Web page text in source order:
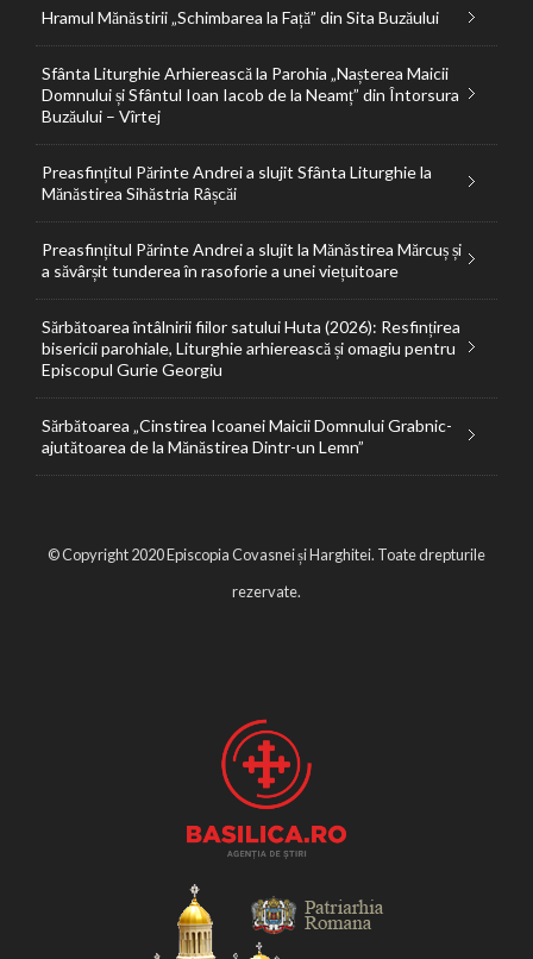
Hramul Mănăstirii „Schimbarea la Față” din Sita Buzăului
Sfânta Liturghie Arhierească la Parohia „Nașterea Maicii
Domnului și Sfântul Ioan Iacob de la Neamț” din Întorsura
Buzăului – Vîrtej
Preasfințitul Părinte Andrei a slujit Sfânta Liturghie la
Mănăstirea Sihăstria Râșcăi
Preasfințitul Părinte Andrei a slujit la Mănăstirea Mărcuș și
a săvârșit tunderea în rasoforie a unei viețuitoare
Sărbătoarea întâlnirii fiilor satului Huta (2026): Resfințirea
bisericii parohiale, Liturghie arhierească și omagiu pentru
Episcopul Gurie Georgiu
Sărbătoarea „Cinstirea Icoanei Maicii Domnului Grabnic-
ajutătoarea de la Mănăstirea Dintr-un Lemn”
© Copyright 2020 Episcopia Covasnei și Harghitei. Toate drepturile
rezervate.